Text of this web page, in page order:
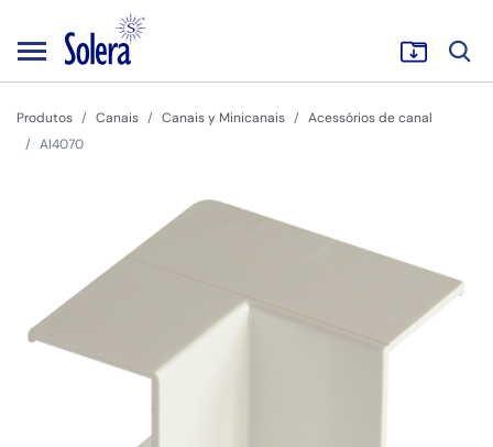
Produtos Canais Canais y Minicanais
Acessórios de canal
AI4070